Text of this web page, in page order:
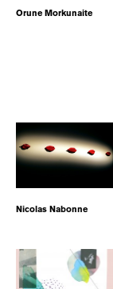
Orune Morkunaite
Nicolas Nabonne